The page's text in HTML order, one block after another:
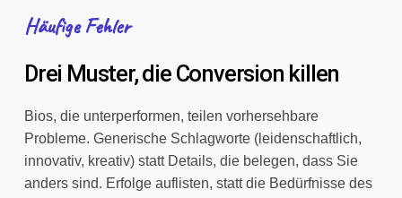
Häufige Fehler
Drei Muster, die Conversion killen
Bios, die unterperformen, teilen vorhersehbare
Probleme. Generische Schlagworte (leidenschaftlich,
innovativ, kreativ) statt Details, die belegen, dass Sie
anders sind. Erfolge auflisten, statt die Bedürfnisse des